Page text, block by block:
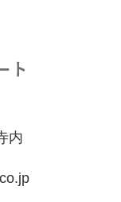
内
置き換えて下さ